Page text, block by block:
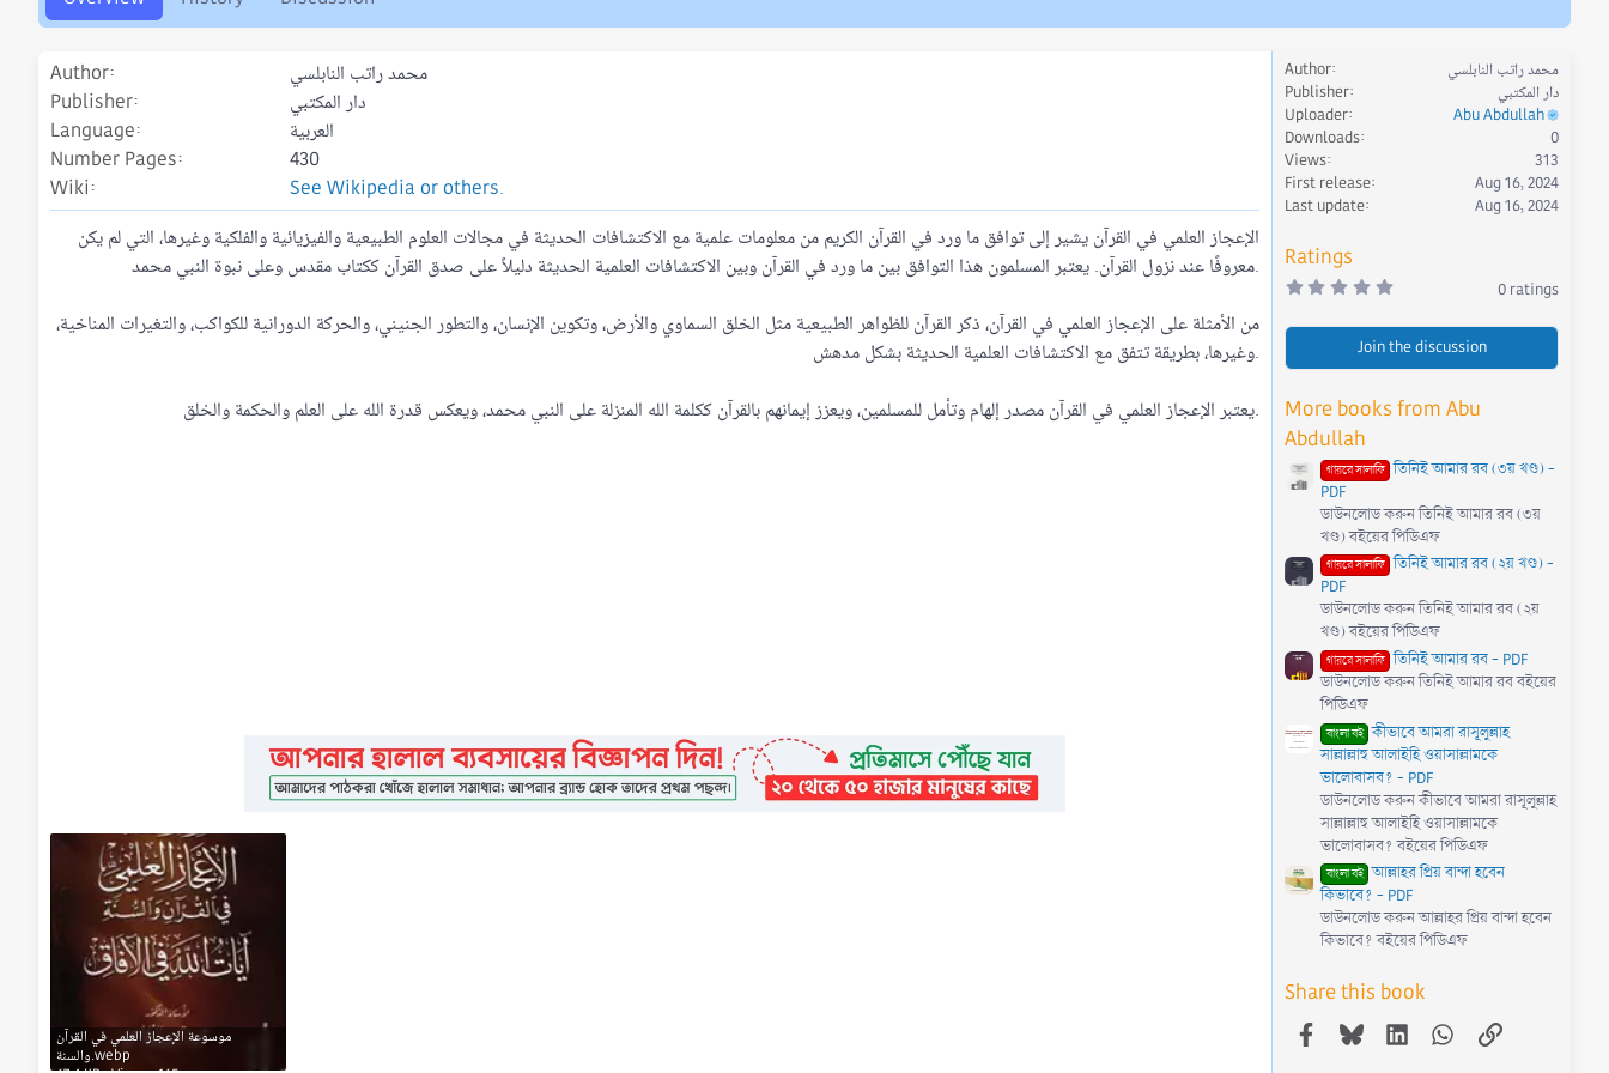
n
e
Author
محمد راتب النابلسي
Publisher
دار المكتبي
Language
العربية
Number Pages
430
Wiki
See Wikipedia or others.
الإعجاز العلمي في القرآن يشير إلى توافق ما ورد في القرآن الكريم من معلومات علمية مع الاكتشافات الحديثة في مجالات العلوم الطبيعية والفيزيائية والفلكية وغيرها، التي لم يكن
معروفًا عند نزول القرآن. يعتبر المسلمون هذا التوافق بين ما ورد في القرآن وبين الاكتشافات العلمية الحديثة دليلاً على صدق القرآن ككتاب مقدس وعلى نبوة النبي محمد.
من الأمثلة على الإعجاز العلمي في القرآن، ذكر القرآن للظواهر الطبيعية مثل الخلق السماوي والأرض، وتكوين الإنسان، والتطور الجنيني، والحركة الدورانية للكواكب، والتغيرات المناخية،
وغيرها، بطريقة تتفق مع الاكتشافات العلمية الحديثة بشكل مدهش.
يعتبر الإعجاز العلمي في القرآن مصدر إلهام وتأمل للمسلمين، ويعزز إيمانهم بالقرآن ككلمة الله المنزلة على النبي محمد، ويعكس قدرة الله على العلم والحكمة والخلق.​
موسوعة الإعجاز العلمي في القرآن
والسنة.webp
Author
محمد راتب النابلسي
Publisher
دار المكتبي
Uploader
Abu Abdullah
Downloads
0
Views
313
First release
Aug 16, 2024
Last update
Aug 16, 2024
Ratings
0
0
s
(
0 ratings
Join the discussion
More books from Abu
Abdullah
গায়রে সালাফি তিনিই আমার রব (৩য় খণ্ড) -
PDF
ডাউনলোড করুন তিনিই আমার রব (৩য়
খণ্ড) বইয়ের পিডিএফ
গায়রে সালাফি তিনিই আমার রব (২য় খণ্ড) -
PDF
ডাউনলোড করুন তিনিই আমার রব (২য়
খণ্ড) বইয়ের পিডিএফ
গায়রে সালাফি তিনিই আমার রব - PDF
ডাউনলোড করুন তিনিই আমার রব বইয়ের
পিডিএফ
বাংলা বই কীভাবে আমরা রাসূলুল্লাহ
সাল্লাল্লাহু আলাইহি ওয়াসাল্লামকে
ভালোবাসব? - PDF
ডাউনলোড করুন কীভাবে আমরা রাসূলুল্লাহ
সাল্লাল্লাহু আলাইহি ওয়াসাল্লামকে
ভালোবাসব? বইয়ের পিডিএফ
বাংলা বই আল্লাহর প্রিয় বান্দা হবেন
কিভাবে? - PDF
ডাউনলোড করুন আল্লাহর প্রিয় বান্দা হবেন
কিভাবে? বইয়ের পিডিএফ
Share this book
Facebook
BlueskyLinkedInWhatsApp
Link